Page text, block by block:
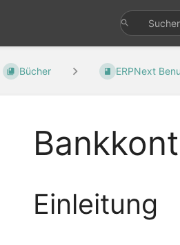
Bücher ERPNext
Einleitung